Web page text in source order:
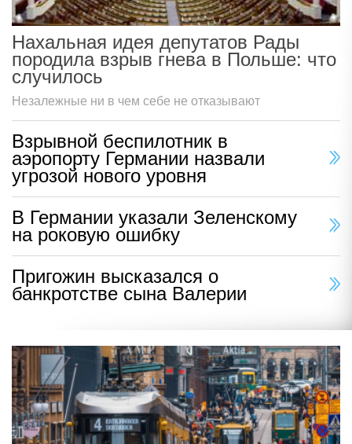
Нахальная идея депутатов Рады
породила взрыв гнева в Польше: что
случилось
Незалежные ни в чем себе не отказывают
Взрывной беспилотник в
аэропорту Германии назвали
угрозой нового уровня
В Германии указали Зеленскому
на роковую ошибку
Пригожин высказался о
банкротстве сына Валерии